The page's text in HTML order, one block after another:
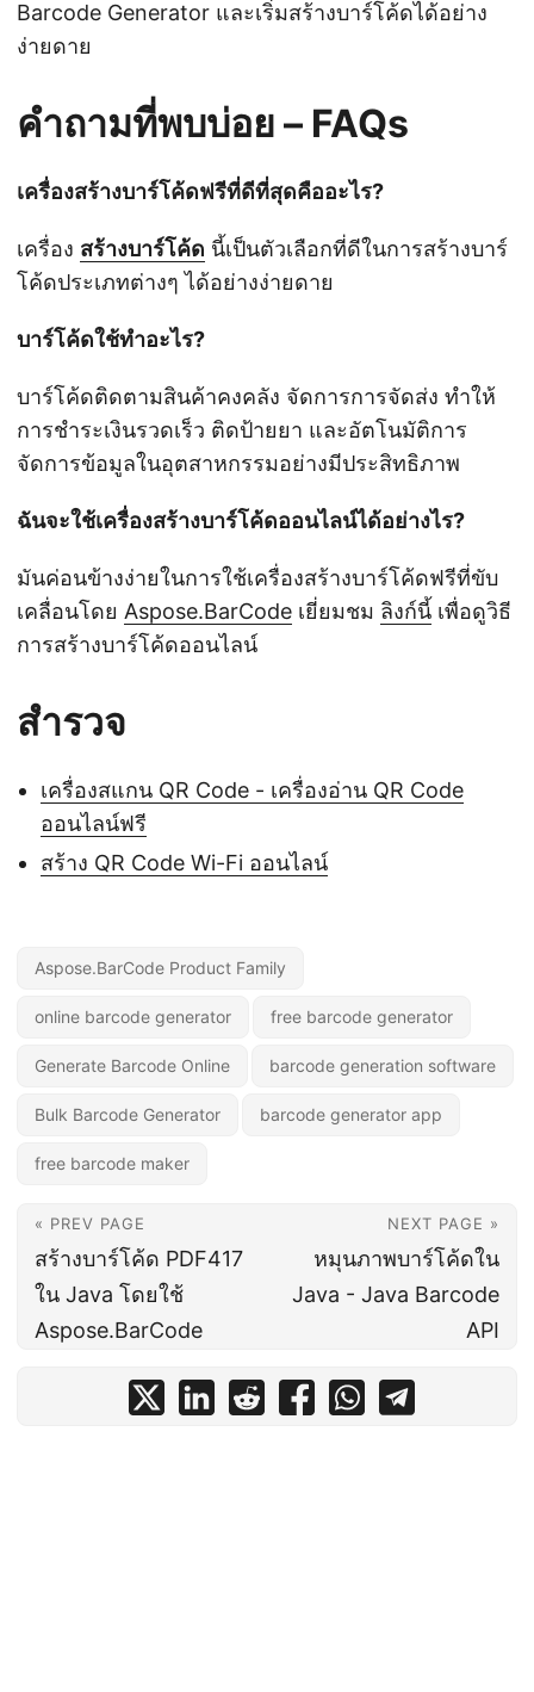
Barcode Generator และเริ่มสร้างบาร์โค้ดได้อย่าง
ง่ายดาย
คำถามที่พบบ่อย – FAQs
เครื่องสร้างบาร์โค้ดฟรีที่ดีที่สุดคืออะไร?
เครื่อง สร้างบาร์โค้ด นี้เป็นตัวเลือกที่ดีในการสร้างบาร์
โค้ดประเภทต่างๆ ได้อย่างง่ายดาย
บาร์โค้ดใช้ทำอะไร?
บาร์โค้ดติดตามสินค้าคงคลัง จัดการการจัดส่ง ทำให้
การชำระเงินรวดเร็ว ติดป้ายยา และอัตโนมัติการ
จัดการข้อมูลในอุตสาหกรรมอย่างมีประสิทธิภาพ
ฉันจะใช้เครื่องสร้างบาร์โค้ดออนไลน์ได้อย่างไร?
มันค่อนข้างง่ายในการใช้เครื่องสร้างบาร์โค้ดฟรีที่ขับ
เคลื่อนโดย Aspose.BarCode เยี่ยมชม ลิงก์นี้ เพื่อดูวิธี
การสร้างบาร์โค้ดออนไลน์
สำรวจ
เครื่องสแกน QR Code - เครื่องอ่าน QR Code
ออนไลน์ฟรี
สร้าง QR Code Wi-Fi ออนไลน์
Aspose.BarCode Product Family
online barcode generator free barcode generator
Generate Barcode Online barcode generation software
Bulk Barcode Generator barcode generator app
free barcode maker
« PREV PAGE
สร้างบาร์โค้ด PDF417
ใน Java โดยใช้
Aspose.BarCode
NEXT PAGE »
หมุนภาพบาร์โค้ดใน
Java - Java Barcode
API